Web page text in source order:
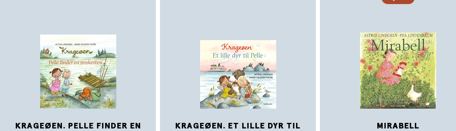
KRAGEØEN. PELLE FINDER EN
KRAGEØEN. ET LILLE DYR TIL
MIRABELL